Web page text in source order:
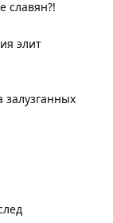
славян?!
элит